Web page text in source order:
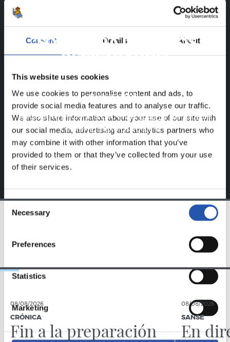
Consent Details About
This website uses cookies
We use cookies to personalise content and ads, to
provide social media features and to analyse our traffic.
We also share information about your use of our site with
our social media, advertising and analytics partners who
may combine it with other information that you’ve
provided to them or that they’ve collected from your use
of their services.
Consent
Selection
Necessary
Preferences
Statistics
Marketing
¡SOLO PARA USUARIOS
REGISTRADOS!
nuestra web.
Regístrate haciendo clic en elLoginy disfruta de
contenido exclusivo para ti.
08/08/2026
CRÓNICA
Fin a la preparación
08/08/2026
SANSE
En